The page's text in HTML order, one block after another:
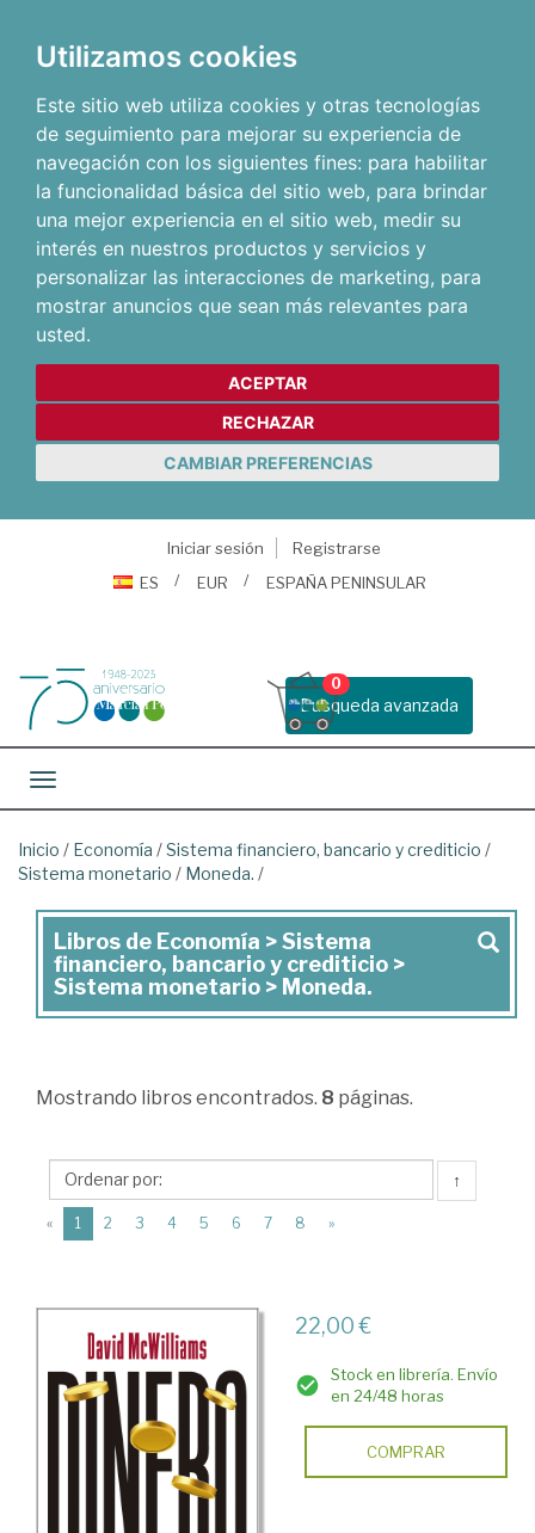
Utilizamos cookies
Este sitio web utiliza cookies y otras tecnologías
de seguimiento para mejorar su experiencia de
navegación con los siguientes fines: para habilitar
la funcionalidad básica del sitio web, para brindar
una mejor experiencia en el sitio web, medir su
interés en nuestros productos y servicios y
personalizar las interacciones de marketing, para
mostrar anuncios que sean más relevantes para
usted.
ACEPTAR
RECHAZAR
CAMBIAR PREFERENCIAS
Iniciar sesión
Registrarse
ES
EUR ESPAÑA PENINSULAR
Busqueda avanzada
0
Toggle navigation
Inicio / Economía /Sistema financiero, bancario y crediticio /
Sistema monetario / Moneda. /
Libros
de
Economía
Sistema
bancario
y
crediticio
Sistema
monetario
Moneda.
Libros de Economía > Sistema
financiero, bancario y crediticio >
Sistema monetario > Moneda.
Mostrando libros encontrados. 8 páginas.
↑
« 1 (current)
2 3 4 5 6 7 8 »
22,00 €
Stock en librería. Envío
en 24/48 horas
COMPRAR